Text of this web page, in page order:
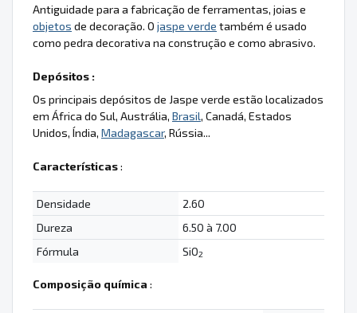
Antiguidade para a fabricação de ferramentas, joias e
objetos de decoração. O jaspe verde também é usado
como pedra decorativa na construção e como abrasivo.
Depósitos :
Os principais depósitos de Jaspe verde estão localizados
em África do Sul, Austrália, Brasil, Canadá, Estados
Unidos, Índia, Madagascar, Rússia...
Características:
Densidade
2.60
Dureza
6.50 à 7.00
Fórmula
SiO2
Composição química :